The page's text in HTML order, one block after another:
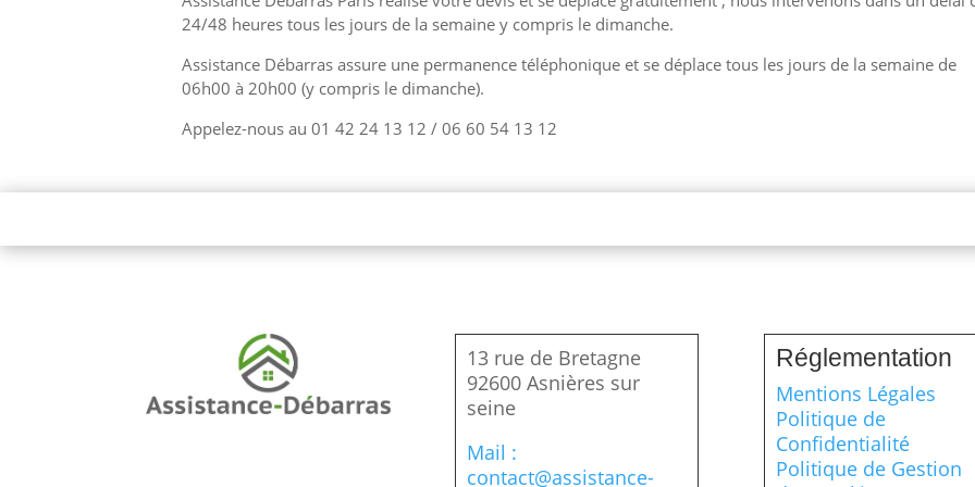
24/48 heures tous les jours de la semaine y compris le dimanche.
Assistance Débarras assure une permanence téléphonique et se déplace tous les jours de la semaine de
06h00 à 20h00 (y compris le dimanche).
Appelez-nous au 01 42 24 13 12 / 06 60 54 13 12
13 rue de Bretagne
92600 Asnières sur
seine
Mail :
contact@assistance-
Réglementation
Mentions Légales
Politique de
Confidentialité
Politique de Gestion